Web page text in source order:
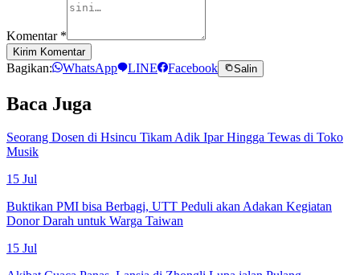
Komentar *
Kirim Komentar
Bagikan: WhatsApp LINE Facebook Salin
Baca Juga
Seorang Dosen di Hsincu Tikam Adik Ipar Hingga Tewas di Toko
Musik
15 Jul
Buktikan PMI bisa Berbagi, UTT Peduli akan Adakan Kegiatan
Donor Darah untuk Warga Taiwan
15 Jul